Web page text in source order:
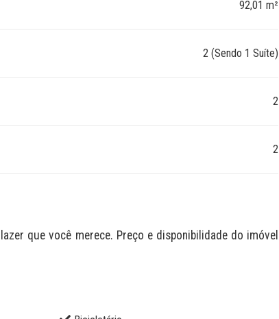
92,01 m²
2 (Sendo 1 Suíte)
2
2
que você merece. Preço e disponibilidade do imóvel